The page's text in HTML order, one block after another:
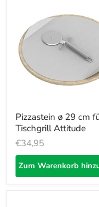
Pizzastein ø 29 cm
Tischgrill Attitude
€34,95
Zum Warenkorb